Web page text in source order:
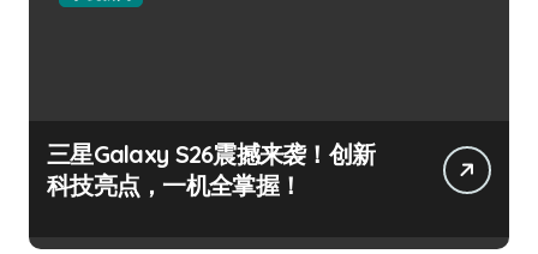
三星Galaxy S26震撼来袭！创新
科技亮点，一机全掌握！